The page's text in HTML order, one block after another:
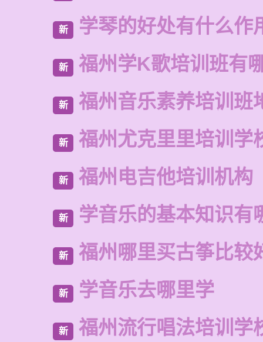
新 学琴的好处有什么作
新 福州学K歌培训班有
新 福州音乐素养培训班
新 福州尤克里里培训学
新 福州电吉他培训机构
新 学音乐的基本知识有
新 福州哪里买古筝比较
新 学音乐去哪里学
新 福州流行唱法培训学